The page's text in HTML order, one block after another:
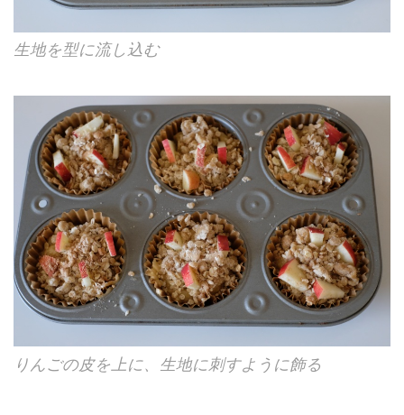
生地を型に流し込む
りんごの皮を上に、生地に刺すように飾る